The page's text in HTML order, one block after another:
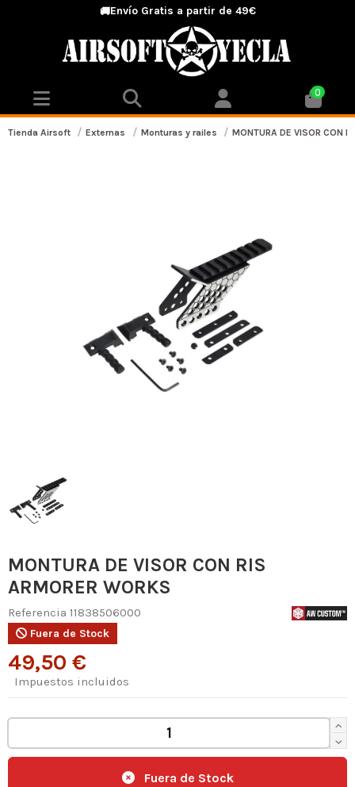
🚚Envío Gratis a partir de 49€
0
Tienda Airsoft Externas Monturas y railes MONTURA DE VISOR CON
MONTURA DE VISOR CON RIS
ARMORER WORKS
Referencia 11838506000
Fuera de Stock
49,50 €
Impuestos incluidos
Fuera de Stock